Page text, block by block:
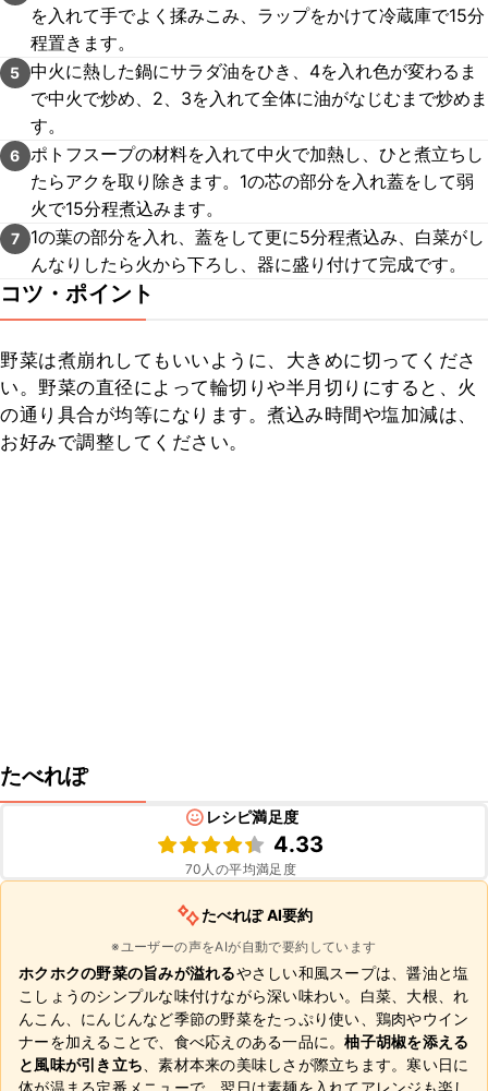
を入れて手でよく揉みこみ、ラップをかけて冷蔵庫で15分
程置きます。
5 中火に熱した鍋にサラダ油をひき、4を入れ色が変わるま
で中火で炒め、2、3を入れて全体に油がなじむまで炒めま
す。
6 ポトフスープの材料を入れて中火で加熱し、ひと煮立ちし
たらアクを取り除きます。1の芯の部分を入れ蓋をして弱
火で15分程煮込みます。
7
1の葉の部分を入れ、蓋をして更に5分程煮込み、白菜がし
んなりしたら火から下ろし、器に盛り付けて完成です。
コツ・ポイント
野菜は煮崩れしてもいいように、大きめに切ってくださ
い。野菜の直径によって輪切りや半月切りにすると、火
の通り具合が均等になります。煮込み時間や塩加減は、
お好みで調整してください。
たべれぽ
レシピ満足度
4.33
70 人の平均満足度
たべれぽ AI要約
※ユーザーの声をAIが自動で要約しています
ホクホクの野菜の旨みが溢れるやさしい和風スープは、醤油と塩
こしょうのシンプルな味付けながら深い味わい。白菜、大根、れ
んこん、にんじんなど季節の野菜をたっぷり使い、鶏肉やウイン
ナーを加えることで、食べ応えのある一品に。柚子胡椒を添える
と風味が引き立ち 、素材本来の美味しさが際立ちます。寒い日に
体が温まる定番メニューで、翌日は素麺を入れてアレンジも楽し